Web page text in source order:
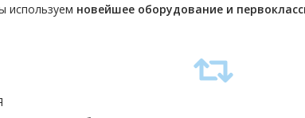
используем новейшее оборудование и